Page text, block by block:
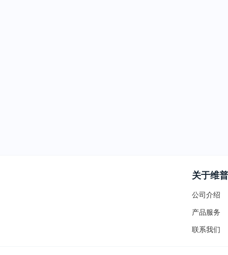
关于维普
公司介绍
产品服务
联系我们